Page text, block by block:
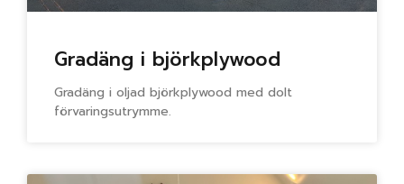
Gradäng i björkplywood
Gradäng i oljad björkplywood med dolt
förvaringsutrymme.